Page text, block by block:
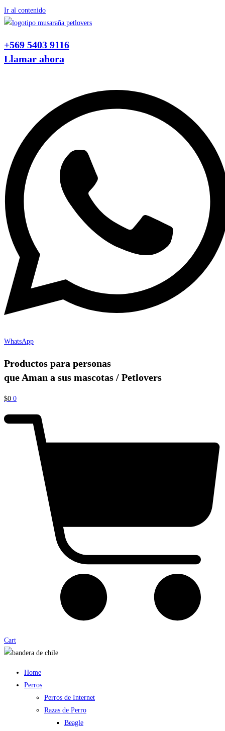
Ir al contenido
+569 5403 9116
Llamar ahora
WhatsApp
Productos para personas
que Aman a sus mascotas / Petlovers
$0 0
Cart
Home
Perros
Perros de Internet
Razas de Perro
Beagle